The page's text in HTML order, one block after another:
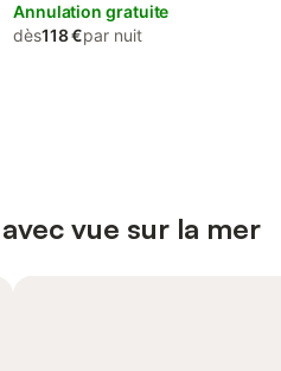
Annulation gratuite
dès118 €par nuit
vue sur la mer